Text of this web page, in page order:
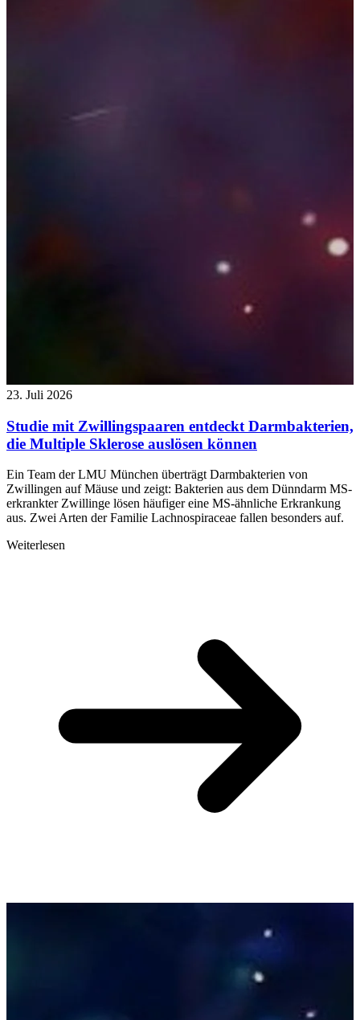
23. Juli 2026
Studie mit Zwillingspaaren entdeckt Darmbakterien,
die Multiple Sklerose auslösen können
Ein Team der LMU München überträgt Darmbakterien von
Zwillingen auf Mäuse und zeigt: Bakterien aus dem Dünndarm MS-
erkrankter Zwillinge lösen häufiger eine MS-ähnliche Erkrankung
aus. Zwei Arten der Familie Lachnospiraceae fallen besonders auf.
Weiterlesen